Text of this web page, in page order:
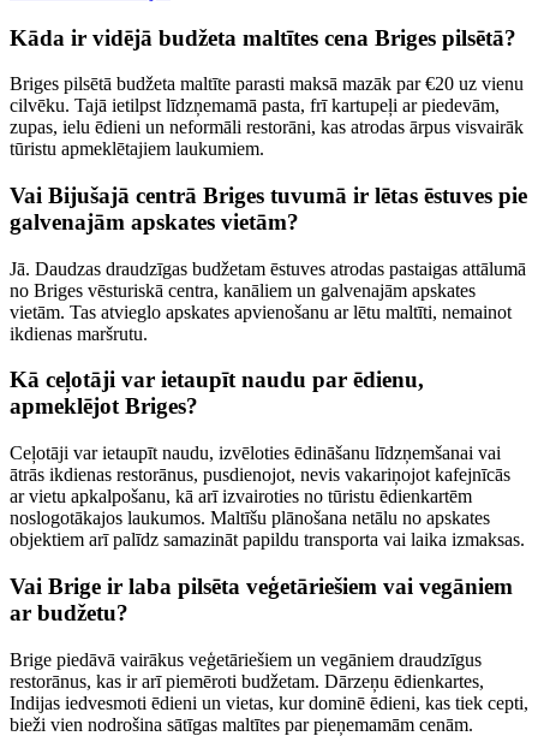
Kāda ir vidējā budžeta maltītes cena Briges pilsētā?
Briges pilsētā budžeta maltīte parasti maksā mazāk par €20 uz vienu
cilvēku. Tajā ietilpst līdzņemamā pasta, frī kartupeļi ar piedevām,
zupas, ielu ēdieni un neformāli restorāni, kas atrodas ārpus visvairāk
tūristu apmeklētajiem laukumiem.
Vai Bijušajā centrā Briges tuvumā ir lētas ēstuves pie
galvenajām apskates vietām?
Jā. Daudzas draudzīgas budžetam ēstuves atrodas pastaigas attālumā
no Briges vēsturiskā centra, kanāliem un galvenajām apskates
vietām. Tas atvieglo apskates apvienošanu ar lētu maltīti, nemainot
ikdienas maršrutu.
Kā ceļotāji var ietaupīt naudu par ēdienu,
apmeklējot Briges?
Ceļotāji var ietaupīt naudu, izvēloties ēdināšanu līdzņemšanai vai
ātrās ikdienas restorānus, pusdienojot, nevis vakariņojot kafejnīcās
ar vietu apkalpošanu, kā arī izvairoties no tūristu ēdienkartēm
noslogotākajos laukumos. Maltīšu plānošana netālu no apskates
objektiem arī palīdz samazināt papildu transporta vai laika izmaksas.
Vai Brige ir laba pilsēta veģetāriešiem vai vegāniem
ar budžetu?
Brige piedāvā vairākus veģetāriešiem un vegāniem draudzīgus
restorānus, kas ir arī piemēroti budžetam. Dārzeņu ēdienkartes,
Indijas iedvesmoti ēdieni un vietas, kur dominē ēdieni, kas tiek cepti,
bieži vien nodrošina sātīgas maltītes par pieņemamām cenām.